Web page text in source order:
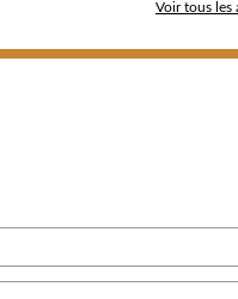
Voir tous les